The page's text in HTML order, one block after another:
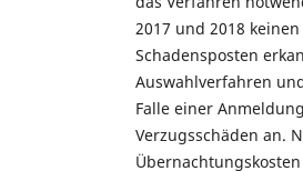
2017 und 2018
Schadensposten
Auswahlverfahren
Falle einer
Verzugsschäden an.